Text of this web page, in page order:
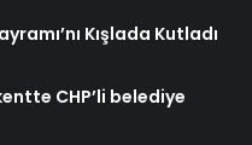
Kışlada Kutladı
CHP’li belediye